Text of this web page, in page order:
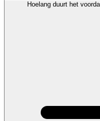
Hoelang duurt het